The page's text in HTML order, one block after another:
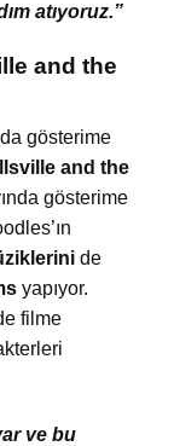
atıyoruz.”
and the
gösterime
and the
gösterime
de
yapıyor.
filme
ve bu